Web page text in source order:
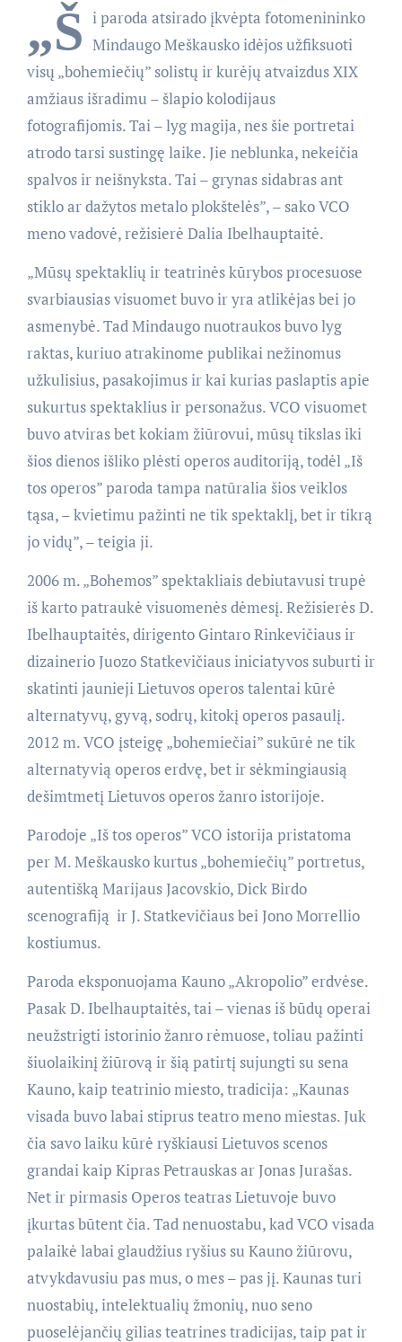
„Š i paroda atsirado įkvėpta fotomenininko
Mindaugo Meškausko idėjos užfiksuoti
visų „bohemiečių” solistų ir kurėjų atvaizdus XIX
amžiaus išradimu – šlapio kolodijaus
fotografijomis. Tai – lyg magija, nes šie portretai
atrodo tarsi sustingę laike. Jie neblunka, nekeičia
spalvos ir neišnyksta. Tai – grynas sidabras ant
stiklo ar dažytos metalo plokštelės”, – sako VCO
meno vadovė, režisierė Dalia Ibelhauptaitė.
„Mūsų spektaklių ir teatrinės kūrybos procesuose
svarbiausias visuomet buvo ir yra atlikėjas bei jo
asmenybė. Tad Mindaugo nuotraukos buvo lyg
raktas, kuriuo atrakinome publikai nežinomus
užkulisius, pasakojimus ir kai kurias paslaptis apie
sukurtus spektaklius ir personažus. VCO visuomet
buvo atviras bet kokiam žiūrovui, mūsų tikslas iki
šios dienos išliko plėsti operos auditoriją, todėl „Iš
tos operos” paroda tampa natūralia šios veiklos
tąsa, – kvietimu pažinti ne tik spektaklį, bet ir tikrą
jo vidų”, – teigia ji.
2006 m. „Bohemos” spektakliais debiutavusi trupė
iš karto patraukė visuomenės dėmesį. Režisierės D.
Ibelhauptaitės, dirigento Gintaro Rinkevičiaus ir
dizainerio Juozo Statkevičiaus iniciatyvos suburti ir
skatinti jaunieji Lietuvos operos talentai kūrė
alternatyvų, gyvą, sodrų, kitokį operos pasaulį.
2012 m. VCO įsteigę „bohemiečiai” sukūrė ne tik
alternatyvią operos erdvę, bet ir sėkmingiausią
dešimtmetį Lietuvos operos žanro istorijoje.
Parodoje „Iš tos operos” VCO istorija pristatoma
per M. Meškausko kurtus „bohemiečių” portretus,
autentišką Marijaus Jacovskio, Dick Birdo
scenografiją ir J. Statkevičiaus bei Jono Morrellio
kostiumus.
Paroda eksponuojama Kauno „Akropolio” erdvėse.
Pasak D. Ibelhauptaitės, tai – vienas iš būdų operai
neužstrigti istorinio žanro rėmuose, toliau pažinti
šiuolaikinį žiūrovą ir šią patirtį sujungti su sena
Kauno, kaip teatrinio miesto, tradicija: „Kaunas
visada buvo labai stiprus teatro meno miestas. Juk
čia savo laiku kūrė ryškiausi Lietuvos scenos
grandai kaip Kipras Petrauskas ar Jonas Jurašas.
Net ir pirmasis Operos teatras Lietuvoje buvo
įkurtas būtent čia. Tad nenuostabu, kad VCO visada
palaikė labai glaudžius ryšius su Kauno žiūrovu,
atvykdavusiu pas mus, o mes – pas jį. Kaunas turi
nuostabių, intelektualių žmonių, nuo seno
puoselėjančių gilias teatrines tradicijas, taip pat ir